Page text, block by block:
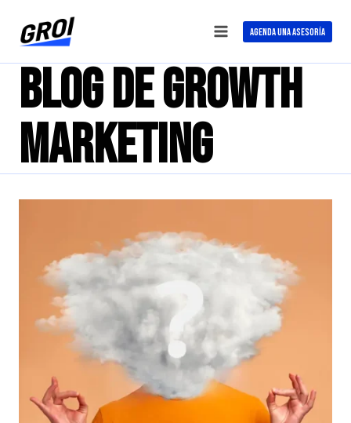
AGENDA UNA ASESORÍA
Blog de Growth
Marketing